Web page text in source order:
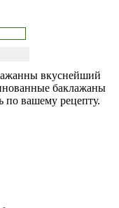
вкуснейший
баклажаны
по вашему рецепту.